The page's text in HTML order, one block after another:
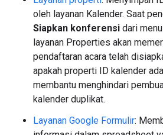
oleh layanan Kalender. Saat
Siapkan konferensi dari menu
layanan Properties akan
pendaftaran acara telah
apakah properti ID kalender
membantu menghindari
kalender duplikat.
Layanan Google Formulir: